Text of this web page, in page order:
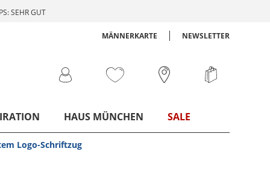
SEHR GUT
MÄNNERKARTE NEWSLETTER
HAUS MÜNCHEN SALE
Logo-Schriftzug